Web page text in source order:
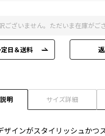
ございません。ただいま在庫がご
日＆送料
明 サイズ詳細
ザインがスタイリッシュかつ